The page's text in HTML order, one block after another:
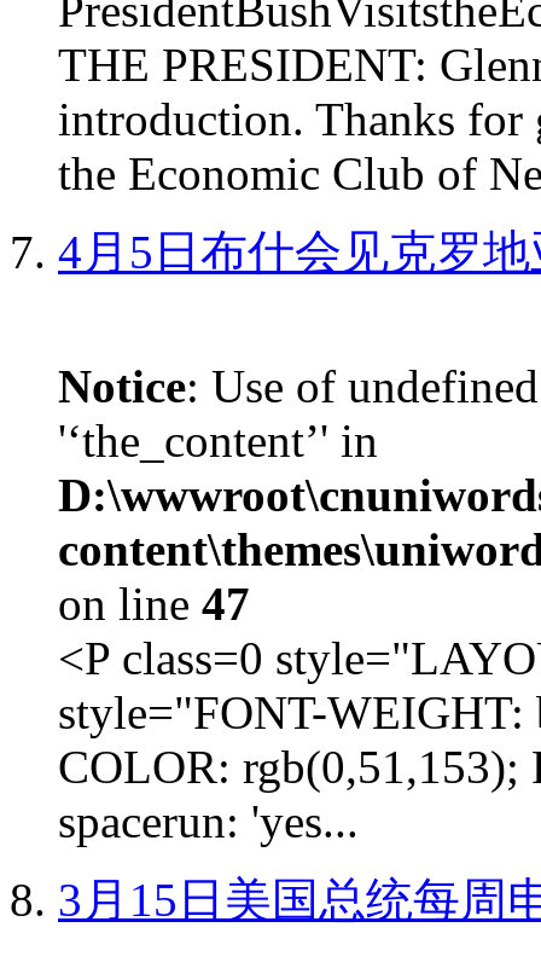
THE PRESIDENT:
introduction. Thanks for
the Economic Club of
4月5日布什会见克罗
Notice: Use of
'‘the_content’' in
on line 47
<P class=0
style="FONT-
COLOR:
spacerun: 'yes...
3月15日美国总统每周